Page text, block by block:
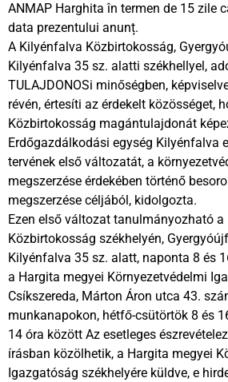
ANMAP Harghita în termen de 15 zile
data prezentului anunț.
A Kilyénfalva Közbirtokosság,
Kilyénfalva 35 sz. alatti székhellyel,
TULAJDONOSi minőségben,
révén, értesíti az érdekelt közösséget,
Közbirtokosság magántulajdonát
Erdőgazdálkodási egység Kilyénfalva
tervének első változatát, a
megszerzése érdekében történő
megszerzése céljából, kidolgozta.
Ezen első változat tanulmányozható
Közbirtokosság székhelyén,
Kilyénfalva 35 sz. alatt, naponta 8 és
a Hargita megyei Környezetvédelmi
Csíkszereda, Márton Áron utca 43.
munkanapokon, hétfő-csütörtök 8 és
14 óra között Az esetleges
írásban közölhetik, a Hargita megyei
Igazgatóság székhelyére küldve, e